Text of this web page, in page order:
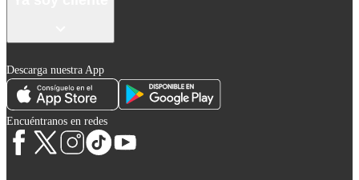
Descarga nuestra App
Encuéntranos en redes